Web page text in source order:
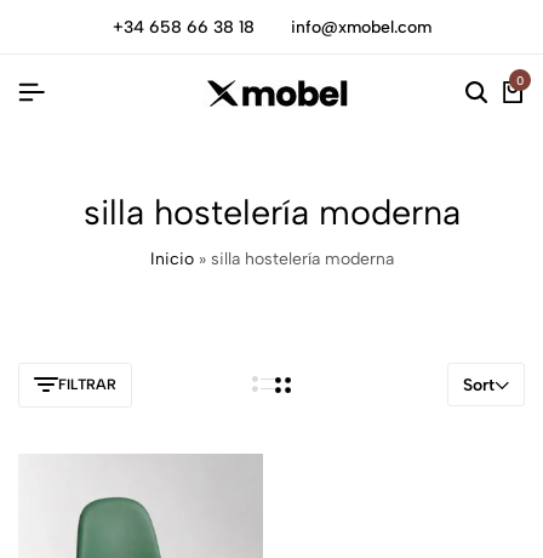
+34 658 66 38 18 info@xmobel.com
0
silla hostelería moderna
Inicio» silla hostelería moderna
FILTRAR Sort